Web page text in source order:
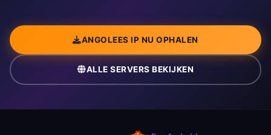
ANGOLEES IP NU OPHALEN
ALLE SERVERS BEKIJKEN